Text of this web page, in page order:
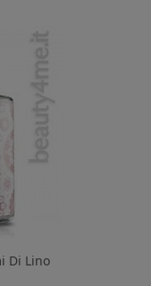
Di Lino